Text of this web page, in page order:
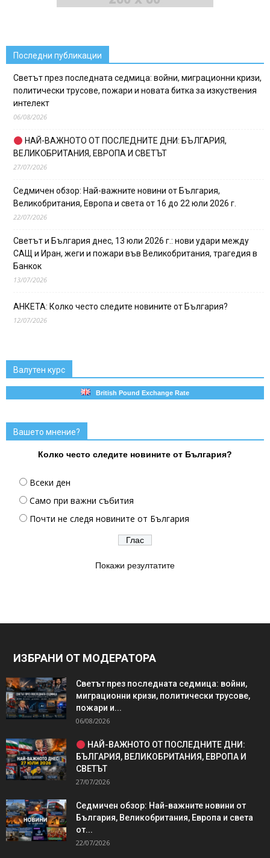
Последни публикации
Светът през последната седмица: войни, миграционни кризи,
политически трусове, пожари и новата битка за изкуствения
интелект
06/08/2026
НАЙ-ВАЖНОТО ОТ ПОСЛЕДНИТЕ ДНИ: БЪЛГАРИЯ,
ВЕЛИКОБРИТАНИЯ, ЕВРОПА И СВЕТЪТ
27/07/2026
Седмичен обзор: Най-важните новини от България,
Великобритания, Европа и света от 16 до 22 юли 2026 г.
22/07/2026
Светът и България днес, 13 юли 2026 г.: нови удари между
САЩ и Иран, жеги и пожари във Великобритания, трагедия в
Банкок
13/07/2026
АНКЕТА: Колко често следите новините от България?
12/07/2026
Валутен курс
British Pound Exchange Rate
Вашето мнение?
Колко често следите новините от България?
Всеки ден
Само при важни събития
Почти не следя новините от България
Покажи резултатите
ИЗБРАНИ ОТ МОДЕРАТОРА
Светът през последната седмица: войни,
миграционни кризи, политически трусове,
пожари и...
06/08/2026
НАЙ-ВАЖНОТО ОТ ПОСЛЕДНИТЕ ДНИ:
БЪЛГАРИЯ, ВЕЛИКОБРИТАНИЯ, ЕВРОПА И
СВЕТЪТ
27/07/2026
Седмичен обзор: Най-важните новини от
България, Великобритания, Европа и света
от...
22/07/2026